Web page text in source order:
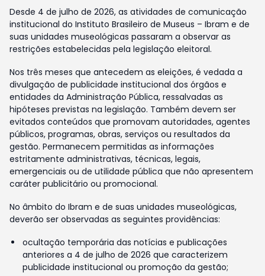
Desde 4 de julho de 2026, as atividades de comunicação
institucional do Instituto Brasileiro de Museus – Ibram e de
suas unidades museológicas passaram a observar as
restrições estabelecidas pela legislação eleitoral.
Nos três meses que antecedem as eleições, é vedada a
divulgação de publicidade institucional dos órgãos e
entidades da Administração Pública, ressalvadas as
hipóteses previstas na legislação. Também devem ser
evitados conteúdos que promovam autoridades, agentes
públicos, programas, obras, serviços ou resultados da
gestão. Permanecem permitidas as informações
estritamente administrativas, técnicas, legais,
emergenciais ou de utilidade pública que não apresentem
caráter publicitário ou promocional.
No âmbito do Ibram e de suas unidades museológicas,
deverão ser observadas as seguintes providências:
ocultação temporária das notícias e publicações
anteriores a 4 de julho de 2026 que caracterizem
publicidade institucional ou promoção da gestão;